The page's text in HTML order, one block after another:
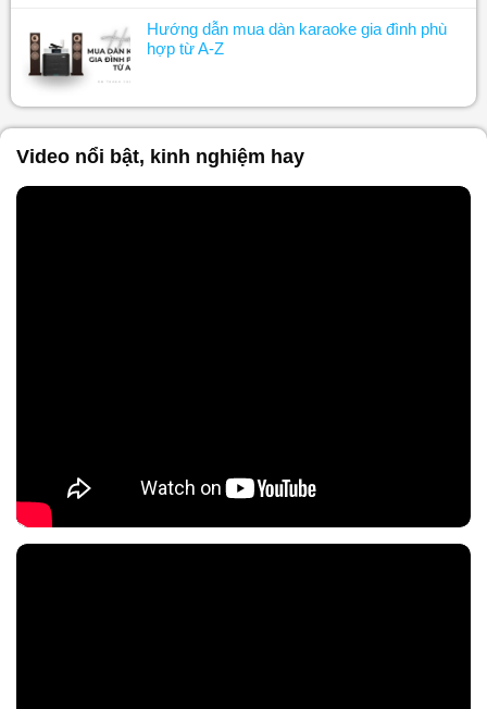
Hướng dẫn mua dàn karaoke gia đình phù
hợp từ A-Z
Video nổi bật, kinh nghiệm hay